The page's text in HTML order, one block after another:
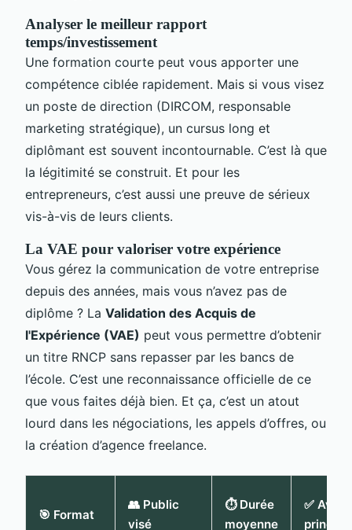
Analyser le meilleur rapport
temps/investissement
Une formation courte peut vous apporter une
compétence ciblée rapidement. Mais si vous visez
un poste de direction (DIRCOM, responsable
marketing stratégique), un cursus long et
diplômant est souvent incontournable. C’est là que
la légitimité se construit. Et pour les
entrepreneurs, c’est aussi une preuve de sérieux
vis-à-vis de leurs clients.
La VAE pour valoriser votre expérience
Vous gérez la communication de votre entreprise
depuis des années, mais vous n’avez pas de
diplôme ? La Validation des Acquis de
l'Expérience (VAE) peut vous permettre d’obtenir
un titre RNCP sans repasser par les bancs de
l’école. C’est une reconnaissance officielle de ce
que vous faites déjà bien. Et ça, c’est un atout
lourd dans les négociations, les appels d’offres, ou
la création d’agence freelance.
🎯 Format
👥 Public
visé
⏱️ Durée
moyenne
✅